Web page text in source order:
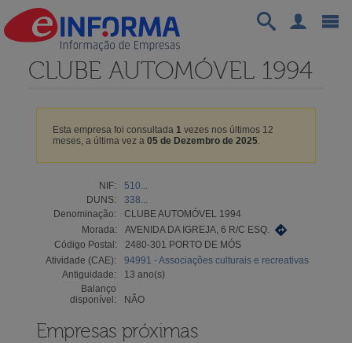
CLUBE AUTOMÓVEL 1994
Esta empresa foi consultada 1vezes nos últimos 12
meses, a última vez a 05 de Dezembro de 2025.
NIF:
510...
DUNS:
338...
Denominação:
CLUBE AUTOMÓVEL 1994
Morada:
AVENIDA DA IGREJA, 6 R/C ESQ.
Código Postal:
2480-301 PORTO DE MÓS
Atividade (CAE):
94991 - Associações culturais e recreativas
Antiguidade:
13 ano(s)
Balanço
disponível:
NÃO
Empresas próximas